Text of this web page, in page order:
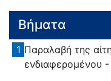
Βήματα
1 Παραλαβή της
ενδιαφερομένου